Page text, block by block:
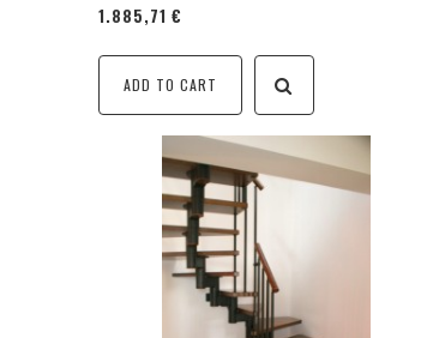
1.885,71 €
ADD TO CART